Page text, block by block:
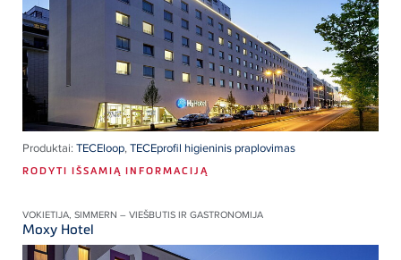
Produktai: TECEloop,TECEprofil higieninis praplovimas
RODYTI IŠSAMIĄ INFORMACIJĄ
VOKIETIJA, SIMMERN – VIEŠBUTIS IR GASTRONOMIJA
Moxy Hotel